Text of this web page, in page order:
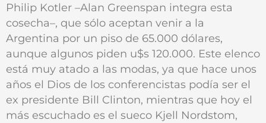
Philip Kotler –Alan Greenspan integra esta
cosecha–, que sólo aceptan venir a la
Argentina por un piso de 65.000 dólares,
aunque algunos piden u$s 120.000. Este elenco
está muy atado a las modas, ya que hace unos
años el Dios de los conferencistas podía ser el
ex presidente Bill Clinton, mientras que hoy el
más escuchado es el sueco Kjell Nordstom,